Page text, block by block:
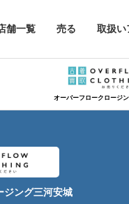
舗一覧 売る 取扱い
オーバーフロークロージ
ジング三河安城